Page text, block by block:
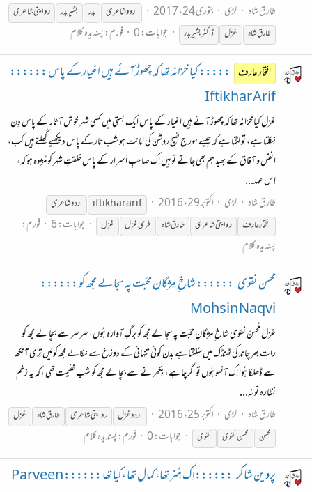
طارق شاہ
لڑی جنوری 24، 2017 اردوشاعری بدر بشیر بدر روایتیشاعری
طارق شاہ
غزل ڈاکٹر بشیر بدر جوابات: 0 فورم:پسندیدہ کلام
افتخار عارف ::::: کیا خزانہ تھا کہ چھوڑ آئے ہیں اغیار کے پاس ::::::
Iftikhar Arif
غزل کیا خزانہ تھا کہ چھوڑ آئے ہیں اغیار کے پاس ایک بستی میں کسی شہرِ خوش آثار کے پاس دِن
نِکلتا ہے، تو لگتا ہے کہ جیسے سورج صُبحِ روشن کی امانت ہو شبِ تار کے پاس دیکھیے کُھلتے ہیں کب،
انفس و آفاق کے بھید ہم بھی جاتے تو ہیں اِک صاحبِ اَسرار کے پاس خلقتِ شہر کو مُژدہ ہو کہ،
اِس عہد...
طارق شاہ
لڑی اکتوبر 29، 2016 iftikhar arif اردوشاعری
افتخار عارف
روایتیشاعری طارق شاہ طرحی غزل غزل جوابات: 6
فورم:
پسندیدہ کلام
محسن نقوی :::::: شاخ ِ مِژگانِ محبّت پہ سجا لے مجھ کو ::::::
Mohsin Naqvi
غزل مُحسنؔ نقوی شاخ ِ مِژگانِ محبّت پہ سجا لے مجھ کو برگِ آوارہ ہُوں، صرصر سے بچا لے مجھ کو
رات بھر چاند کی ٹھنڈک میں سُلگتا ہے بدن کوئی تنہائی کے دوزخ سے نکِالے مجھ کو مَیں تِری آنکھ
سے ڈھلکا ہُوا اِک آنسو ہُوں تو اگر چاہے، بِکھرنے سے بچا لے مجھ کو شب غنیمت تھی ، کہ یہ زخم
نظارہ تو نہ...
طارق شاہ
لڑی اکتوبر 25، 2016 اردو غزل روایتیشاعری طارق شاہ
غزل
محسن
محسن نقوی نقوی جوابات: 0 فورم:پسندیدہ کلام
پروین شاکر
::::::اِک ہُنر تھا، کمال تھا ،کیا تھا :::::: Parveen